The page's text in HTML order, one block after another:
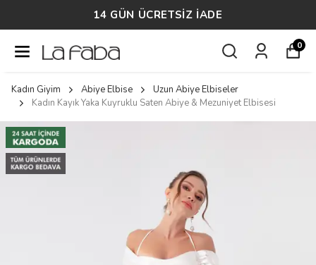
14 GÜN ÜCRETSİZ İADE
0
Kadın Giyim Abiye Elbise
Uzun Abiye Elbiseler
Kadın Kayık Yaka Kuyruklu Saten Abiye & Mezuniyet Elbisesi